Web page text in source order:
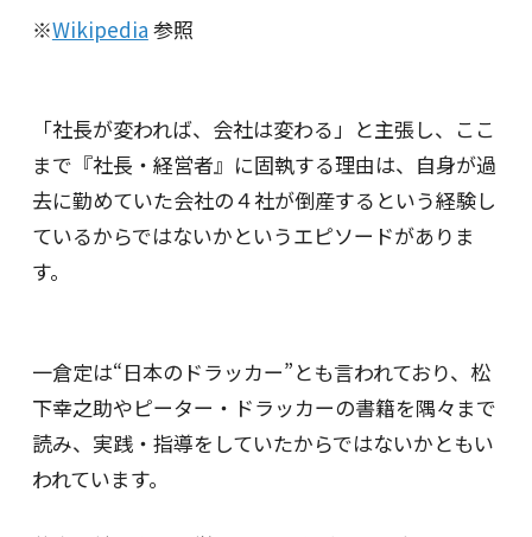
※Wikipedia 参照
「社長が変われば、会社は変わる」と主張し、ここ
まで『社長・経営者』に固執する理由は、自身が過
去に勤めていた会社の４社が倒産するという経験し
ているからではないかというエピソードがありま
す。
一倉定は“日本のドラッカー”とも言われており、松
下幸之助やピーター・ドラッカーの書籍を隅々まで
読み、実践・指導をしていたからではないかともい
われています。